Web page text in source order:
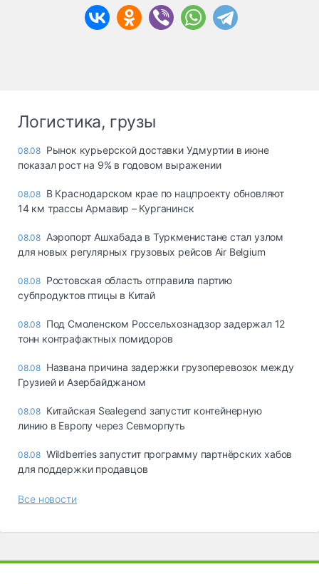
Логистика, грузы
08.08 Рынок курьерской доставки Удмуртии в июне
показал рост на 9% в годовом выражении
08.08 В Краснодарском крае по нацпроекту обновляют
14 км трассы Армавир – Курганинск
08.08 Аэропорт Ашхабада в Туркменистане стал узлом
для новых регулярных грузовых рейсов Air Belgium
08.08 Ростовская область отправила партию
субпродуктов птицы в Китай
08.08 Под Смоленском Россельхознадзор задержал 12
тонн контрафактных помидоров
08.08 Названа причина задержки грузоперевозок между
Грузией и Азербайджаном
08.08 Китайская Sealegend запустит контейнерную
линию в Европу через Севморпуть
08.08 Wildberries запустит программу партнёрских хабов
для поддержки продавцов
Все новости